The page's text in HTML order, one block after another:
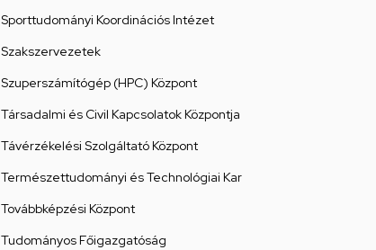
Sporttudományi Koordinációs Intézet
Szakszervezetek
Szuperszámítógép (HPC) Központ
Társadalmi és Civil Kapcsolatok Központja
Távérzékelési Szolgáltató Központ
Természettudományi és Technológiai Kar
Továbbképzési Központ
Tudományos Főigazgatóság